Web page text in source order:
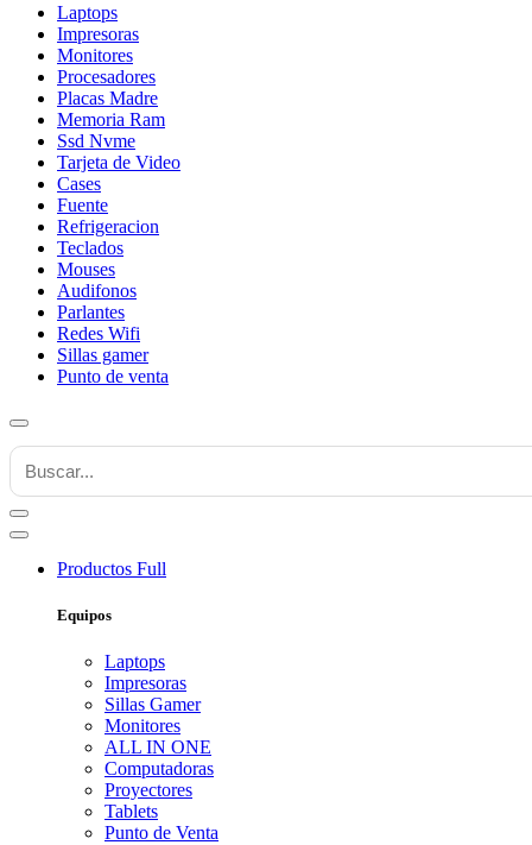
Laptops
Impresoras
Monitores
Procesadores
Placas Madre
Memoria Ram
Ssd Nvme
Tarjeta de Video
Cases
Fuente
Refrigeracion
Teclados
Mouses
Audifonos
Parlantes
Redes Wifi
Sillas gamer
Punto de venta
Productos Full
Equipos
Laptops
Impresoras
Sillas Gamer
Monitores
ALL IN ONE
Computadoras
Proyectores
Tablets
Punto de Venta